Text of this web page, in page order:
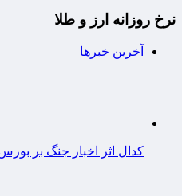
نرخ روزانه ارز و طلا
آخرین خبرها
کدال اثر اخبار جنگ بر